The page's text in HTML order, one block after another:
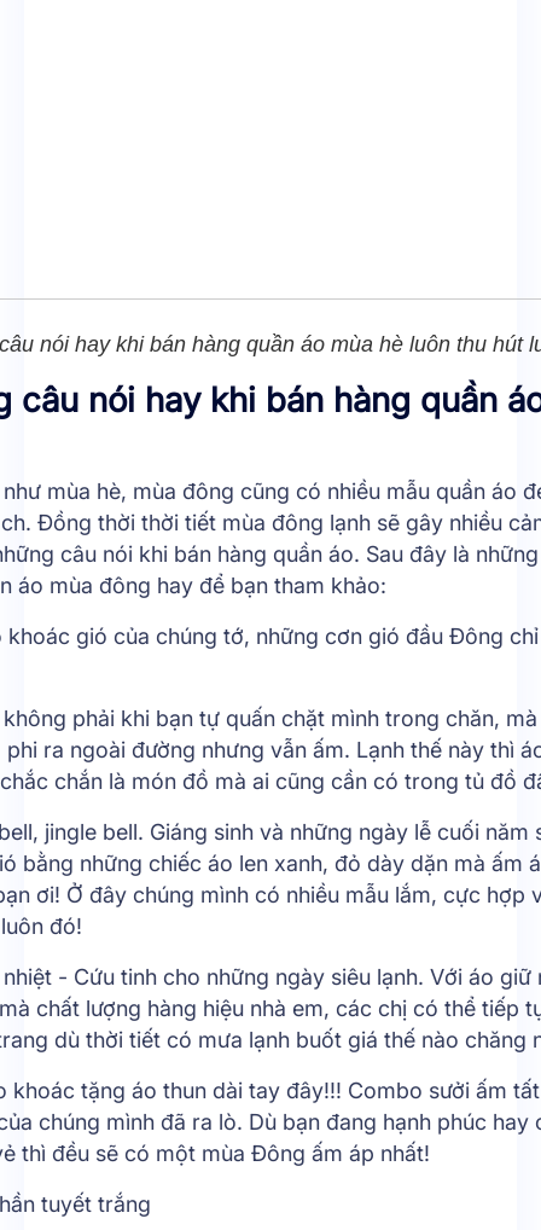
nói hay khi bán hàng quần áo mùa hè luôn thu hút
câu nói hay khi bán hàng quần
mùa hè, mùa đông cũng có nhiều mẫu quần áo
Đồng thời thời tiết mùa đông lạnh sẽ gây nhiều
câu nói khi bán hàng quần áo. Sau đây là
áo mùa đông hay để bạn tham khảo:
khoác gió của chúng tớ, những cơn gió đầu Đông
phải khi bạn tự quấn chặt mình trong chăn,
ra ngoài đường nhưng vẫn ấm. Lạnh thế này thì
chắn là món đồ mà ai cũng cần có trong tủ đồ
jingle bell. Giáng sinh và những ngày lễ cuối năm
bằng những chiếc áo len xanh, đỏ dày dặn mà ấm
ơi! Ở đây chúng mình có nhiều mẫu lắm, cực hợp
đó!
- Cứu tinh cho những ngày siêu lạnh. Với áo giữ
chất lượng hàng hiệu nhà em, các chị có thể tiếp
dù thời tiết có mưa lạnh buốt giá thế nào chăng
khoác tặng áo thun dài tay đây!!! Combo sưởi ấm
chúng mình đã ra lò. Dù bạn đang hạnh phúc hay
thì đều sẽ có một mùa Đông ấm áp nhất!
tuyết trắng